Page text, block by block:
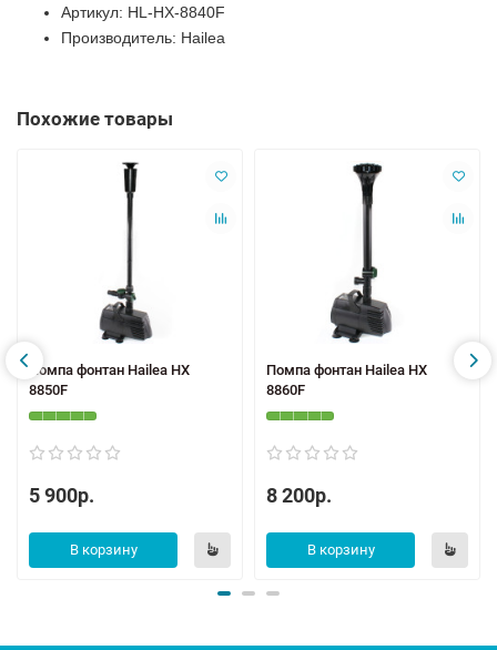
Артикул: HL-HX-8840F
Производитель: Hailea
Похожие товары
Помпа фонтан Hailea HX
8850F
5 900р.
В корзину
Помпа фонтан Hailea HX
8860F
8 200р.
В корзину